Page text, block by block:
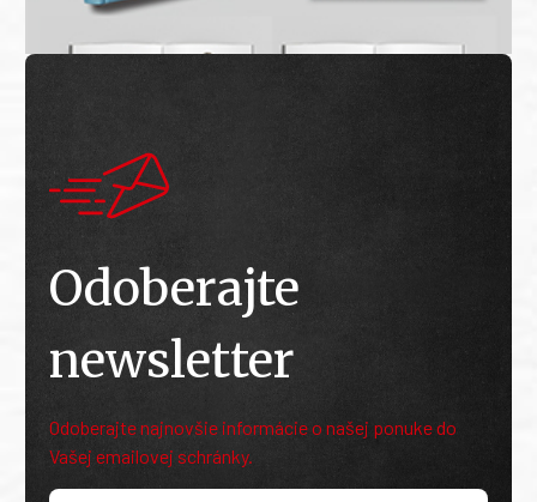
Odoberajte
newsletter
Odoberajte najnovšie informácie o našej ponuke do
Vašej emailovej schránky.